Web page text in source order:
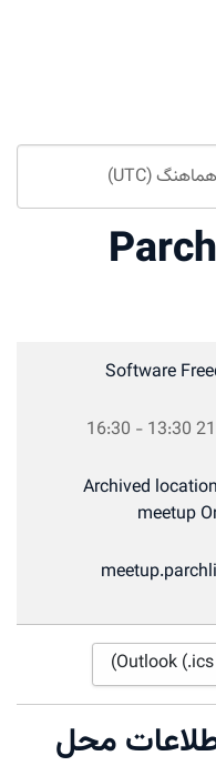
Software
-
16:30
Archived
محل